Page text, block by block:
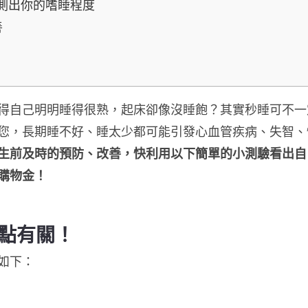
出你的嗜睡程度
自己明明睡得很熟，起床卻像沒睡飽？其實秒睡可不
，長期睡不好、睡太少都可能引發心血管疾病、失智
前及時的預防、改善，快利用以下簡單的小測驗看出
物金！
有關！
下：